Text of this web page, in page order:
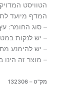
הטוויסט
המדף מיועד
– סוג החומר:
– יש לנקות
– יש להימנע
– מוצר זה הינו
מק"ט – 132306